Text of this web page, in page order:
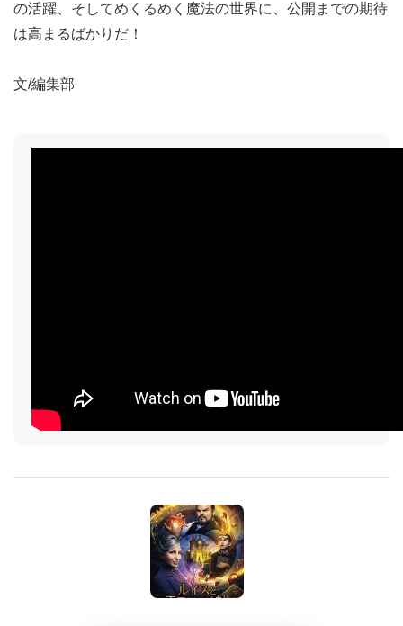
の活躍、そしてめくるめく魔法の世界に、公開までの期待
は高まるばかりだ！
文/編集部